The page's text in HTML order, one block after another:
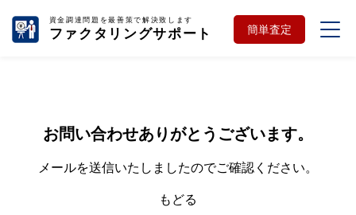
資金調達問題を最善策で解決致します
ファクタリングサポート 簡単査定
お問い合わせありがとうございます。
メールを送信いたしましたのでご確認ください。
もどる